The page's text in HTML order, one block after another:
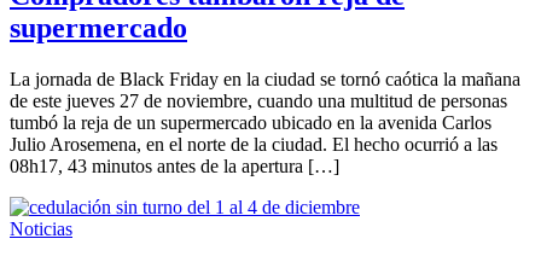
supermercado
La jornada de Black Friday en la ciudad se tornó caótica la mañana
de este jueves 27 de noviembre, cuando una multitud de personas
tumbó la reja de un supermercado ubicado en la avenida Carlos
Julio Arosemena, en el norte de la ciudad. El hecho ocurrió a las
08h17, 43 minutos antes de la apertura […]
Noticias